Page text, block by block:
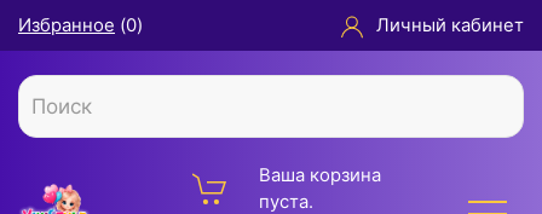
Избранное (0) Личный кабинет
Ваша корзина
пуста.